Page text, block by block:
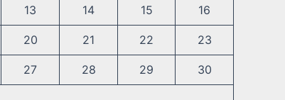
13 14 15 16
20 21 22 23
27 28 29 30